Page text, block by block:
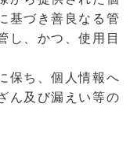
基づき善良なる管
し、かつ、使用目
保ち、個人情報へ
ん及び漏えい等の